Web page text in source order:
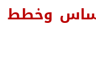
حساس وخطط